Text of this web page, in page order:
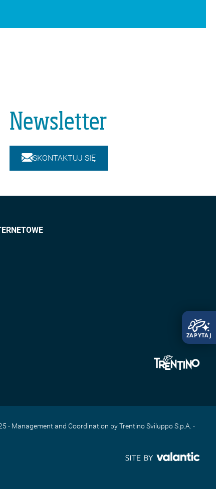
Newsletter
SKONTAKTUJ SIĘ
- Management and Coordination by Trentino Sviluppo S.p.A. -